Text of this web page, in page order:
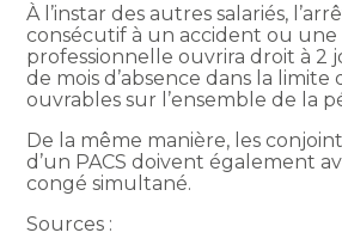
À l’instar des autres salariés,
consécutif à un accident ou une
professionnelle ouvrira droit à 2
de mois d’absence dans la limite
ouvrables sur l’ensemble de la
De la même manière, les
d’un PACS doivent également
congé simultané.
Sources :